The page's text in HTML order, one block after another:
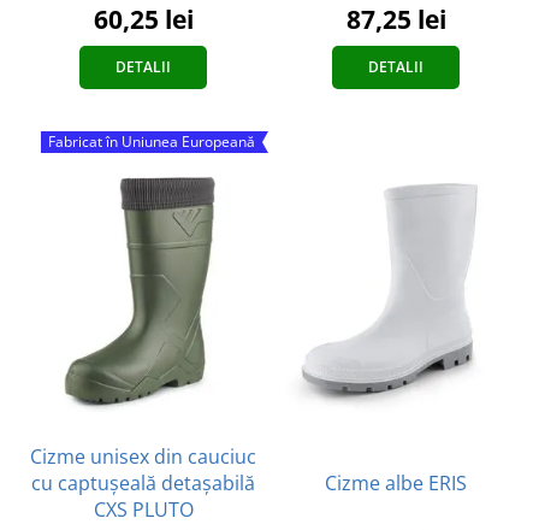
60,25 lei
DETALII
87,25 lei
DETALII
Fabricat în Uniunea Europeană
Cizme unisex din cauciuc
cu captușeală detașabilă
CXS PLUTO
Cizme albe ERIS